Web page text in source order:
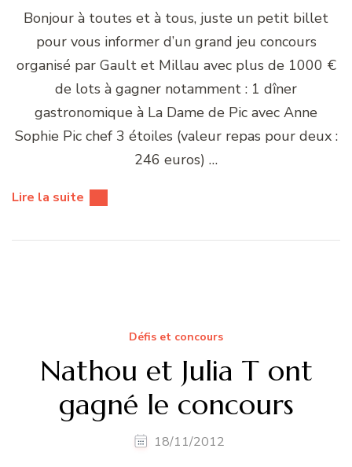
Bonjour à toutes et à tous, juste un petit billet
pour vous informer d’un grand jeu concours
organisé par Gault et Millau avec plus de 1000 €
de lots à gagner notamment : 1 dîner
gastronomique à La Dame de Pic avec Anne
Sophie Pic chef 3 étoiles (valeur repas pour deux :
246 euros) …
Lire la suite
Défis et concours
Nathou et Julia T ont
gagné le concours
18/11/2012